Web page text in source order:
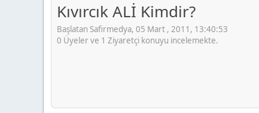
Kıvırcık ALİ Kimdir?
Başlatan Safirmedya, 05 Mart , 2011, 13:40:53
0 Üyeler ve 1 Ziyaretçi konuyu incelemekte.